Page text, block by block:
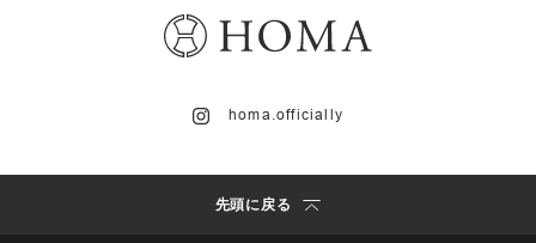
homa.officially
先頭に戻る